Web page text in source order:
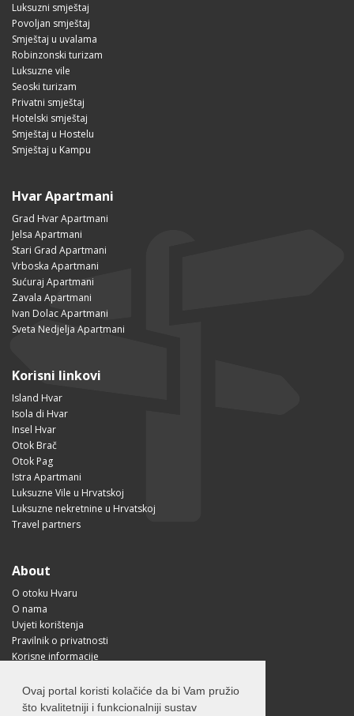
Ovaj portal koristi kolačiće da bi Vam pružio
što kvalitetniji i funkcionalniji sustav
Luksuzni smještaj
Povoljan smještaj
Smještaj u uvalama
Robinzonski turizam
Luksuzne vile
Seoski turizam
Privatni smještaj
Hotelski smještaj
Smještaj u Hostelu
Smještaj u Kampu
Hvar Apartmani
Grad Hvar Apartmani
Jelsa Apartmani
Stari Grad Apartmani
Vrboska Apartmani
Sućuraj Apartmani
Zavala Apartmani
Ivan Dolac Apartmani
Sveta Nedjelja Apartmani
Korisni linkovi
Island Hvar
Isola di Hvar
Insel Hvar
Otok Brač
Otok Pag
Istra Apartmani
Luksuzne Vile u Hrvatskoj
Luksuzne nekretnine u Hrvatskoj
Travel partners
About
O otoku Hvaru
O nama
Uvjeti korištenja
Pravilnik o privatnosti
Korisne informacije
Free Mobile App
Visit Croatia